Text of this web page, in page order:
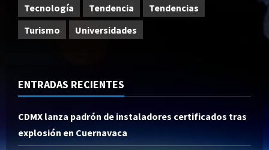
Tecnología
Tendencia
Tendencias
Turismo
Universidades
ENTRADAS RECIENTES
CDMX lanza padrón de instaladores certificados tras
explosión en Cuernavaca